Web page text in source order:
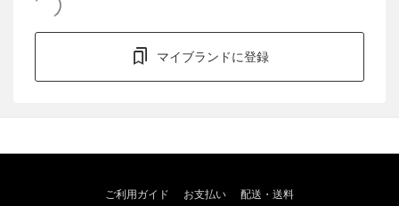
マイブランドに登録
ご利用ガイド お支払い 配送・送料